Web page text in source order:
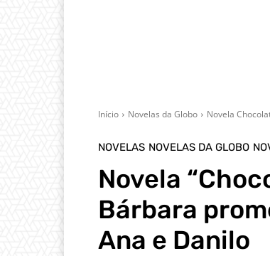
Início Novelas da Globo Novela
NOVELAS NOVELAS DA GLOBO
Novela
Bárbara
Ana e Danilo